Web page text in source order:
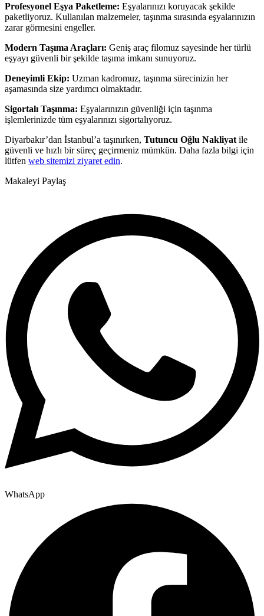
Profesyonel Eşya Paketleme: Eşyalarınızı koruyacak şekilde
paketliyoruz. Kullanılan malzemeler, taşınma sırasında eşyalarınızın
zarar görmesini engeller.
Modern Taşıma Araçları: Geniş araç filomuz sayesinde her türlü
eşyayı güvenli bir şekilde taşıma imkanı sunuyoruz.
Deneyimli Ekip: Uzman kadromuz, taşınma sürecinizin her
aşamasında size yardımcı olmaktadır.
Sigortalı Taşınma: Eşyalarınızın güvenliği için taşınma
işlemlerinizde tüm eşyalarınızı sigortalıyoruz.
Diyarbakır’dan İstanbul’a taşınırken, Tutuncu Oğlu Nakliyat ile
güvenli ve hızlı bir süreç geçirmeniz mümkün. Daha fazla bilgi için
lütfen web sitemizi ziyaret edin.
Makaleyi Paylaş
WhatsApp